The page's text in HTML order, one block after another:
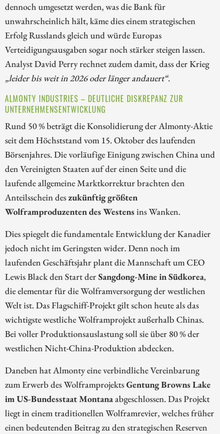
dennoch umgesetzt werden, was die Bank für
unwahrscheinlich hält, käme dies einem strategischen
Erfolg Russlands gleich und würde Europas
Verteidigungsausgaben sogar noch stärker steigen lassen.
Analyst David Perry rechnet zudem damit, dass der Krieg
„leider bis weit in 2026 oder länger andauert“.
ALMONTY INDUSTRIES – DEUTLICHE DISKREPANZ ZUR
UNTERNEHMENSENTWICKLUNG
Rund 50 % beträgt die Konsolidierung der Almonty-Aktie
seit dem Höchststand vom 15. Oktober des laufenden
Börsenjahres. Die vorläufige Einigung zwischen China und
den Vereinigten Staaten auf der einen Seite und die
laufende allgemeine Marktkorrektur brachten den
Anteilsschein deszukünftig größten
Wolframproduzenten des Westens ins Wanken.
Dies spiegelt die fundamentale Entwicklung der Kanadier
jedoch nicht im Geringsten wider. Denn noch im
laufenden Geschäftsjahr plant die Mannschaft um CEO
Lewis Black den Start derSangdong-Mine in Südkorea,
die elementar für die Wolframversorgung der westlichen
Welt ist. Das Flagschiff-Projekt gilt schon heute als das
wichtigste westliche Wolframprojekt außerhalb Chinas.
Bei voller Produktionsauslastung soll sie über 80 % der
westlichen Nicht-China-Produktion abdecken.
Daneben hat Almonty eine verbindliche Vereinbarung
zum Erwerb des WolframprojektsGentung Browns Lake
im US-Bundesstaat Montanaabgeschlossen. Das Projekt
liegt in einem traditionellen Wolframrevier, welches früher
einen bedeutenden Beitrag zu den strategischen Reserven